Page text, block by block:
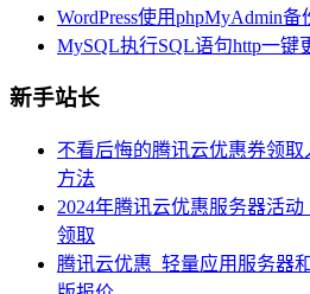
WordPress使用phpMyAdmin
MySQL执行SQL语句http一键
新手站长
不看后悔的腾讯云优惠券领
方法
2024年腾讯云优惠服务器活
领取
腾讯云优惠_轻量应用服务器